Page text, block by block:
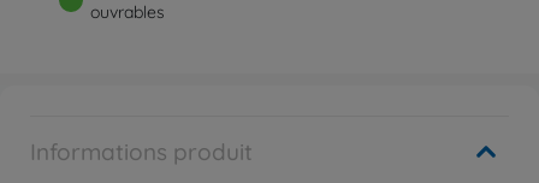
ouvrables
Informations produit